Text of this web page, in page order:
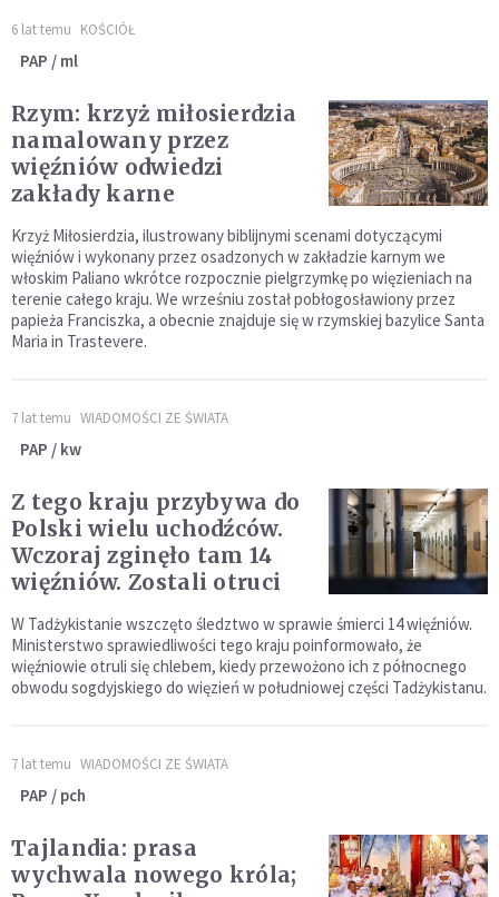
6 lat temu KOŚCIÓŁ
PAP / ml
Rzym: krzyż miłosierdzia
namalowany przez
więźniów odwiedzi
zakłady karne
Krzyż Miłosierdzia, ilustrowany biblijnymi scenami dotyczącymi
więźniów i wykonany przez osadzonych w zakładzie karnym we
włoskim Paliano wkrótce rozpocznie pielgrzymkę po więzieniach na
terenie całego kraju. We wrześniu został pobłogosławiony przez
papieża Franciszka, a obecnie znajduje się w rzymskiej bazylice Santa
Maria in Trastevere.
7 lat temu WIADOMOŚCI ZE ŚWIATA
PAP / kw
Z tego kraju przybywa do
Polski wielu uchodźców.
Wczoraj zginęło tam 14
więźniów. Zostali otruci
W Tadżykistanie wszczęto śledztwo w sprawie śmierci 14 więźniów.
Ministerstwo sprawiedliwości tego kraju poinformowało, że
więźniowie otruli się chlebem, kiedy przewożono ich z północnego
obwodu sogdyjskiego do więzień w południowej części Tadżykistanu.
7 lat temu WIADOMOŚCI ZE ŚWIATA
PAP / pch
Tajlandia: prasa
wychwala nowego króla;